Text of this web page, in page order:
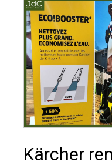
Kärcher